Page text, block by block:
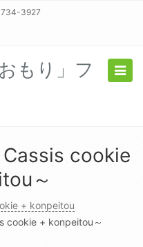
3927
もり」フ
cookie
～
+ konpeitou
cookie + konpeitou～